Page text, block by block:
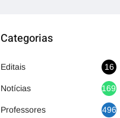
Categorias
Editais 16
Notícias 1692
Professores 496